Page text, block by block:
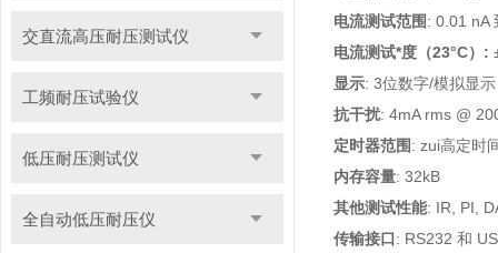
交直流高压耐压测试仪
工频耐压试验仪
低压耐压测试仪
全自动低压耐压仪
电流测试范围: 0.01 nA
电流测试*度 （23°C）:
显示: 3位数字/模拟显示
抗干扰: 4mA rms @
定时器范围: zui高定时
内存容量: 32kB
其他测试性能: IR, PI,
传输接口: RS232 和